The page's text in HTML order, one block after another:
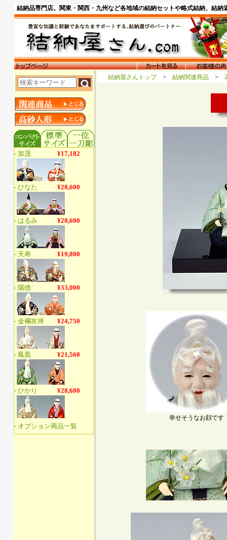
結納品専門店。関東・関西・九州など各地域の結納セットや略式結納、結
結納屋さんトップ > 結納関連商品 >
幸せそうなお顔です